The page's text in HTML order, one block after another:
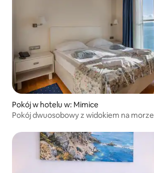
Pokój w hotelu w: Mimice
Pokój dwuosobowy z widokiem na morze